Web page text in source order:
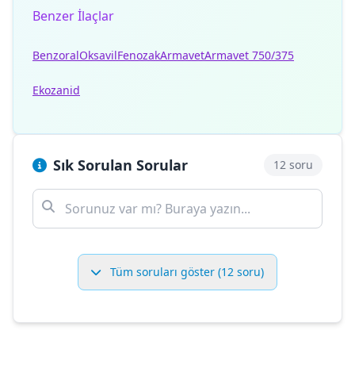
Benzer İlaçlar
BenzoralOksavilFenozakArmavetArmavet 750/375
Ekozanid
Sık Sorulan Sorular 12 soru
Tüm soruları göster (12 soru)